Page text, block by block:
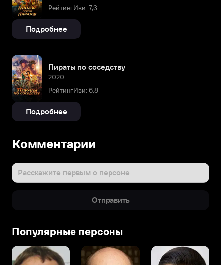
Рейтинг Иви: 7,3
Подробнее
Пираты по соседству
2020
Рейтинг Иви: 6,8
Подробнее
Комментарии
Расскажите первым о персоне
Отправить
Популярные персоны